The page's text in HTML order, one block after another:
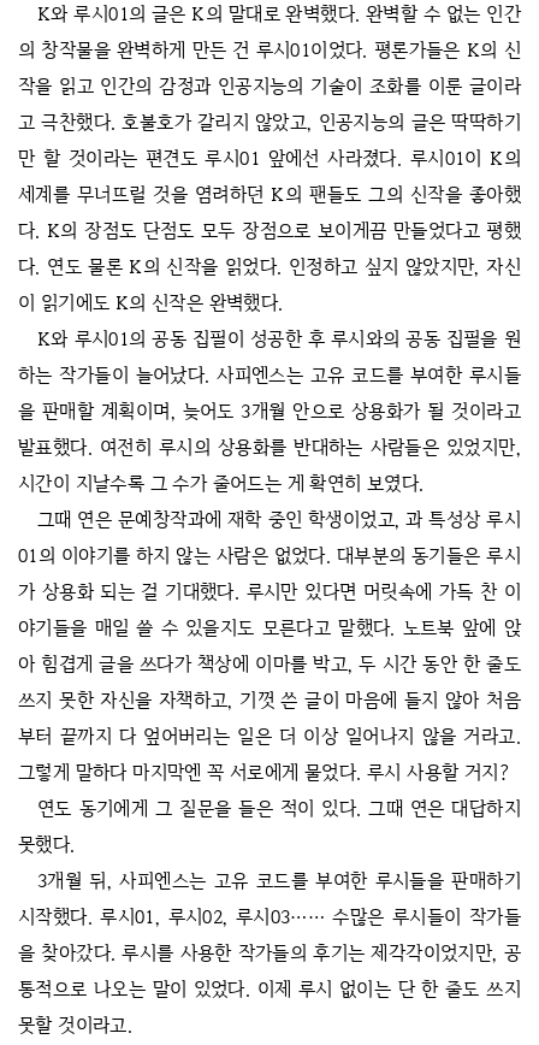
K와 루시01의 글은 K의 말대로 완벽했다. 완벽할 수 없는 인간
의 창작물을 완벽하게 만든 건 루시01이었다. 평론가들은 K의 신
작을 읽고 인간의 감정과 인공지능의 기술이 조화를 이룬 글이라
고 극찬했다. 호불호가 갈리지 않았고, 인공지능의 글은 딱딱하기
만 할 것이라는 편견도 루시01 앞에선 사라졌다. 루시01이 K의
세계를 무너뜨릴 것을 염려하던 K의 팬들도 그의 신작을 좋아했
다. K의 장점도 단점도 모두 장점으로 보이게끔 만들었다고 평했
다. 연도 물론 K의 신작을 읽었다. 인정하고 싶지 않았지만, 자신
이 읽기에도 K의 신작은 완벽했다.
K와 루시01의 공동 집필이 성공한 후 루시와의 공동 집필을 원
하는 작가들이 늘어났다. 사피엔스는 고유 코드를 부여한 루시들
을 판매할 계획이며, 늦어도 3개월 안으로 상용화가 될 것이라고
발표했다. 여전히 루시의 상용화를 반대하는 사람들은 있었지만,
시간이 지날수록 그 수가 줄어드는 게 확연히 보였다.
그때 연은 문예창작과에 재학 중인 학생이었고, 과 특성상 루시
01의 이야기를 하지 않는 사람은 없었다. 대부분의 동기들은 루시
가 상용화 되는 걸 기대했다. 루시만 있다면 머릿속에 가득 찬 이
야기들을 매일 쓸 수 있을지도 모른다고 말했다. 노트북 앞에 앉
아 힘겹게 글을 쓰다가 책상에 이마를 박고, 두 시간 동안 한 줄도
쓰지 못한 자신을 자책하고, 기껏 쓴 글이 마음에 들지 않아 처음
부터 끝까지 다 엎어버리는 일은 더 이상 일어나지 않을 거라고.
그렇게 말하다 마지막엔 꼭 서로에게 물었다. 루시 사용할 거지?
연도 동기에게 그 질문을 들은 적이 있다. 그때 연은 대답하지
못했다.
3개월 뒤, 사피엔스는 고유 코드를 부여한 루시들을 판매하기
시작했다. 루시01, 루시02, 루시03…… 수많은 루시들이 작가들
을 찾아갔다. 루시를 사용한 작가들의 후기는 제각각이었지만, 공
통적으로 나오는 말이 있었다. 이제 루시 없이는 단 한 줄도 쓰지
못할 것이라고.